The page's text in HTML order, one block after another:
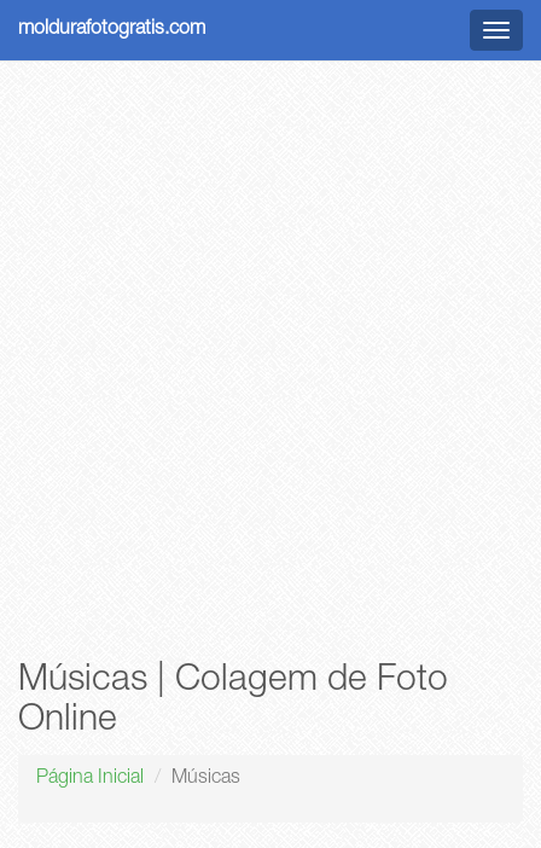
Menu
moldurafotogratis.com
Músicas | Colagem de Foto
Online
Página Inicial Músicas